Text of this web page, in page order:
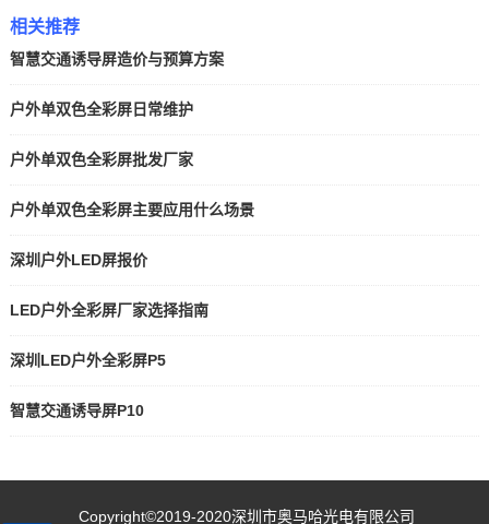
相关推荐
智慧交通诱导屏造价与预算方案
户外单双色全彩屏日常维护
户外单双色全彩屏批发厂家
户外单双色全彩屏主要应用什么场景
深圳户外LED屏报价
LED户外全彩屏厂家选择指南
深圳LED户外全彩屏P5
智慧交通诱导屏P10
Copyright©2019-2020深圳市奥马哈光电有限公司